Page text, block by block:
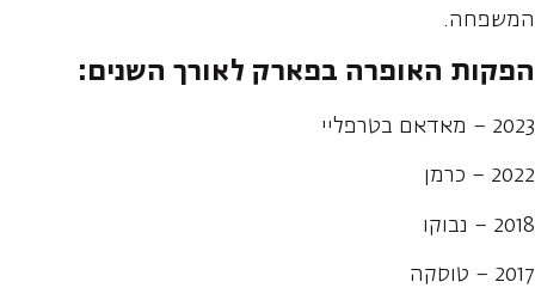
המשפחה.
הפקות האופרה בפארק לאורך השנים:
2023 – מאדאם בטרפליי
2022 – כרמן
2018 – נבוקו
2017 – טוסקה